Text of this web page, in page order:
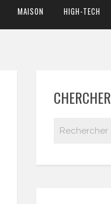
MAISON HIGH-TECH
CHERCHER